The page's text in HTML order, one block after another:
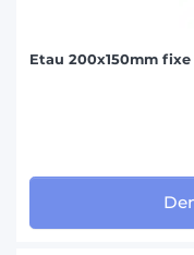
Etau 200x150mm